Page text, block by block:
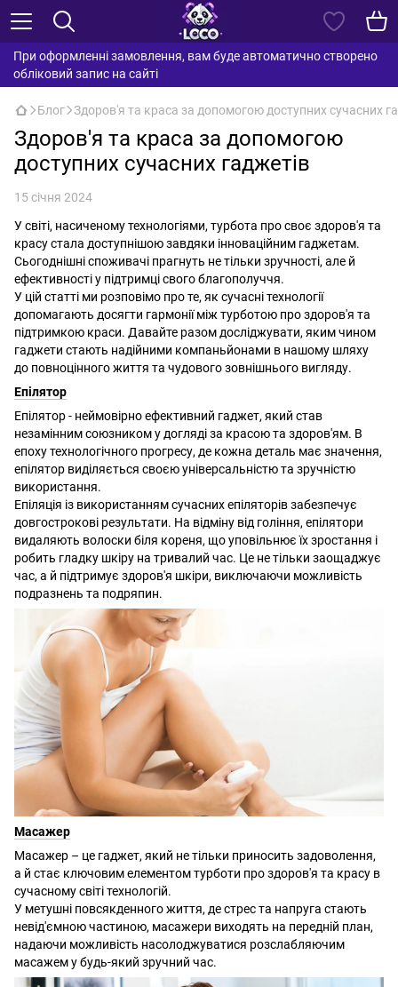
При оформленні замовлення, вам буде автоматично створено
обліковий запис на сайті
Блог Здоров'я та краса за допомогою доступних сучасних
Здоров'я та краса за допомогою
доступних сучасних гаджетів
15 січня 2024
У світі, насиченому технологіями, турбота про своє здоров'я та
красу стала доступнішою завдяки інноваційним гаджетам.
Сьогоднішні споживачі прагнуть не тільки зручності, але й
ефективності у підтримці свого благополуччя.
У цій статті ми розповімо про те, як сучасні технології
допомагають досягти гармонії між турботою про здоров'я та
підтримкою краси. Давайте разом досліджувати, яким чином
гаджети стають надійними компаньйонами в нашому шляху
до повноцінного життя та чудового зовнішнього вигляду.
Епілятор
Епілятор - неймовірно ефективний гаджет, який став
незамінним союзником у догляді за красою та здоров'ям. В
епоху технологічного прогресу, де кожна деталь має значення,
епілятор виділяється своєю універсальністю та зручністю
використання.
Епіляція із використанням сучасних епіляторів забезпечує
довгострокові результати. На відміну від гоління, епілятори
видаляють волоски біля кореня, що уповільнює їх зростання і
робить гладку шкіру на тривалий час. Це не тільки заощаджує
час, а й підтримує здоров'я шкіри, виключаючи можливість
подразнень та подряпин.
Масажер
Масажер – це гаджет, який не тільки приносить задоволення,
а й стає ключовим елементом турботи про здоров'я та красу в
сучасному світі технологій.
У метушні повсякденного життя, де стрес та напруга стають
невід'ємною частиною, масажери виходять на передній план,
надаючи можливість насолоджуватися розслабляючим
масажем у будь-який зручний час.